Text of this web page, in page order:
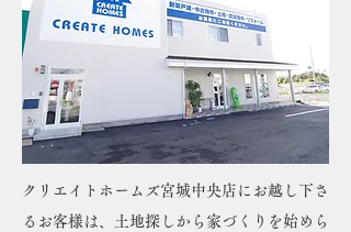
クリエイトホームズ宮城中央店にお越し下さ
るお客様は、土地探しから家づくりを始めら